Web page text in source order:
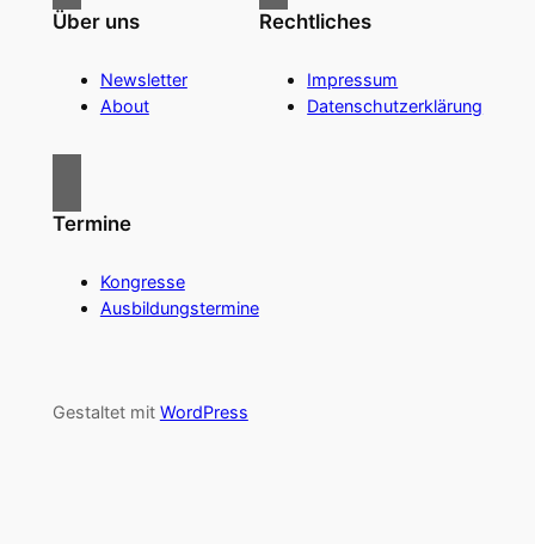
Über uns
Newsletter
About
Rechtliches
Impressum
Datenschutzerklärung
Termine
Kongresse
Ausbildungstermine
Gestaltet mit WordPress